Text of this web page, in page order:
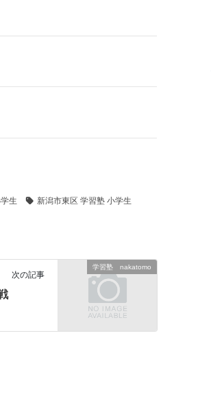
生
新潟市東区 学習塾 小学生
学習塾 nakatomo
次の記事